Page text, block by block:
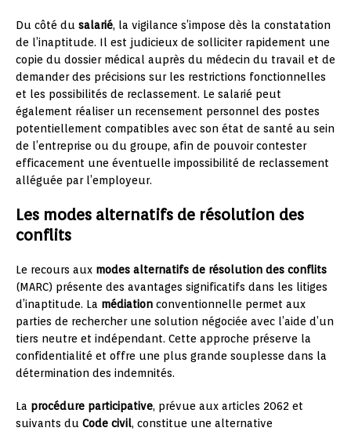
Du côté du salarié, la vigilance s’impose dès la constatation
de l’inaptitude. Il est judicieux de solliciter rapidement une
copie du dossier médical auprès du médecin du travail et de
demander des précisions sur les restrictions fonctionnelles
et les possibilités de reclassement. Le salarié peut
également réaliser un recensement personnel des postes
potentiellement compatibles avec son état de santé au sein
de l’entreprise ou du groupe, afin de pouvoir contester
efficacement une éventuelle impossibilité de reclassement
alléguée par l’employeur.
Les modes alternatifs de résolution des
conflits
Le recours aux modes alternatifs de résolution des conflits
(MARC) présente des avantages significatifs dans les litiges
d’inaptitude. La médiation conventionnelle permet aux
parties de rechercher une solution négociée avec l’aide d’un
tiers neutre et indépendant. Cette approche préserve la
confidentialité et offre une plus grande souplesse dans la
détermination des indemnités.
La procédure participative, prévue aux articles 2062 et
suivants du Code civil, constitue une alternative